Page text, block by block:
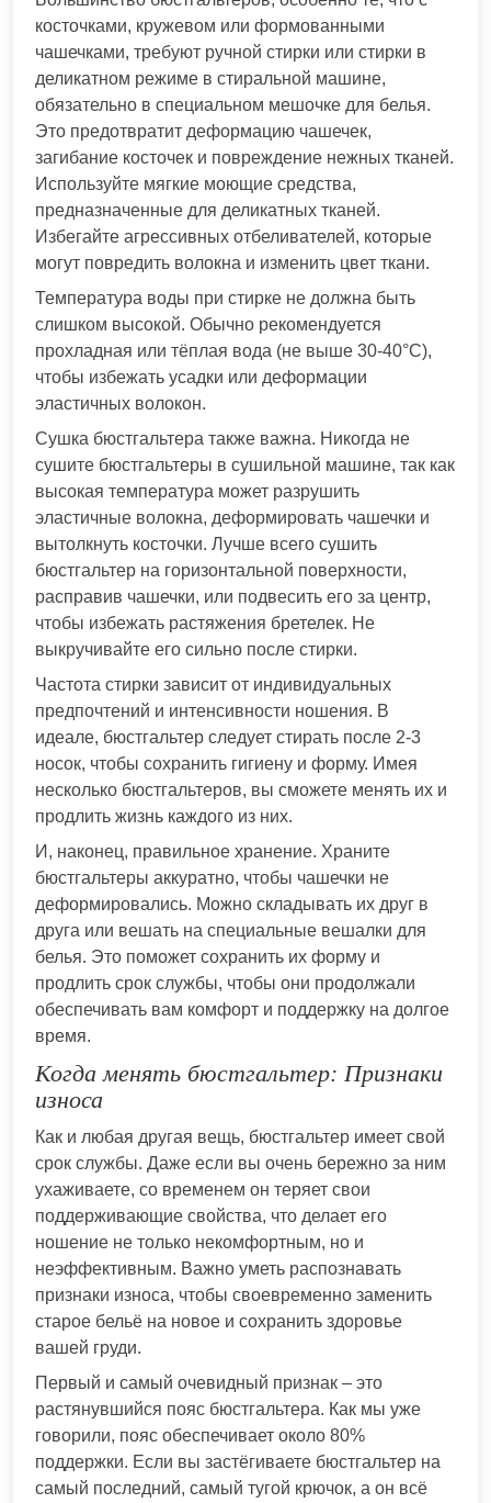
косточками, кружевом или формованными
чашечками, требуют ручной стирки или стирки в
деликатном режиме в стиральной машине,
обязательно в специальном мешочке для белья.
Это предотвратит деформацию чашечек,
загибание косточек и повреждение нежных тканей.
Используйте мягкие моющие средства,
предназначенные для деликатных тканей.
Избегайте агрессивных отбеливателей, которые
могут повредить волокна и изменить цвет ткани.
Температура воды при стирке не должна быть
слишком высокой. Обычно рекомендуется
прохладная или тёплая вода (не выше 30-40°C),
чтобы избежать усадки или деформации
эластичных волокон.
Сушка бюстгальтера также важна. Никогда не
сушите бюстгальтеры в сушильной машине, так как
высокая температура может разрушить
эластичные волокна, деформировать чашечки и
вытолкнуть косточки. Лучше всего сушить
бюстгальтер на горизонтальной поверхности,
расправив чашечки, или подвесить его за центр,
чтобы избежать растяжения бретелек. Не
выкручивайте его сильно после стирки.
Частота стирки зависит от индивидуальных
предпочтений и интенсивности ношения. В
идеале, бюстгальтер следует стирать после 2-3
носок, чтобы сохранить гигиену и форму. Имея
несколько бюстгальтеров, вы сможете менять их и
продлить жизнь каждого из них.
И, наконец, правильное хранение. Храните
бюстгальтеры аккуратно, чтобы чашечки не
деформировались. Можно складывать их друг в
друга или вешать на специальные вешалки для
белья. Это поможет сохранить их форму и
продлить срок службы, чтобы они продолжали
обеспечивать вам комфорт и поддержку на долгое
время.
Когда менять бюстгальтер: Признаки
износа
Как и любая другая вещь, бюстгальтер имеет свой
срок службы. Даже если вы очень бережно за ним
ухаживаете, со временем он теряет свои
поддерживающие свойства, что делает его
ношение не только некомфортным, но и
неэффективным. Важно уметь распознавать
признаки износа, чтобы своевременно заменить
старое бельё на новое и сохранить здоровье
вашей груди.
Первый и самый очевидный признак – это
растянувшийся пояс бюстгальтера. Как мы уже
говорили, пояс обеспечивает около 80%
поддержки. Если вы застёгиваете бюстгальтер на
самый последний, самый тугой крючок, а он всё